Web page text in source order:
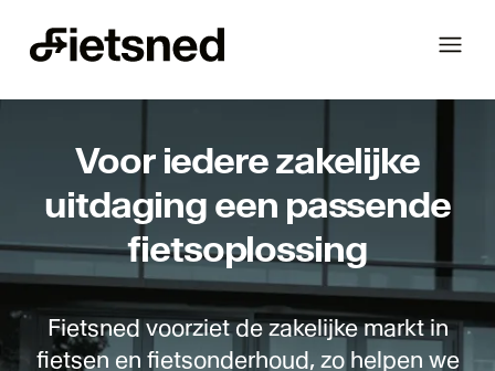
Fietsned
Voor iedere zakelijke
uitdaging een passende
fietsoplossing
Fietsned voorziet de zakelijke markt in
fietsen en fietsonderhoud, zo helpen we